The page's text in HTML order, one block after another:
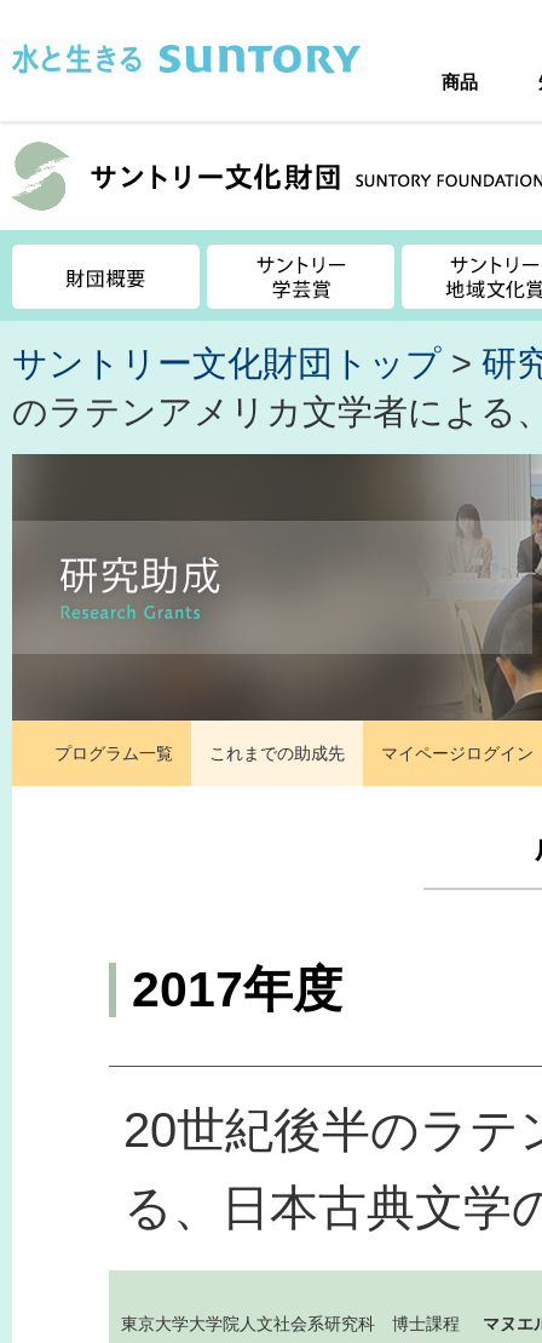
商品
サントリー文化財団トップ > 研
のラテンアメリカ文学者による
プログラム一覧 これまでの助成先 マイページログイン
2017年度
20世紀後半のラテ
る、日本古典文学
東京大学大学院人文社会系研究科 博士課程 マヌエ